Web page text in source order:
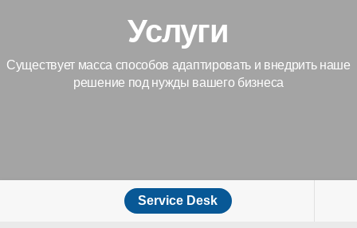
Услуги
Существует масса способов адаптировать и внедрить наше
решение под нужды вашего бизнеса
Service Desk